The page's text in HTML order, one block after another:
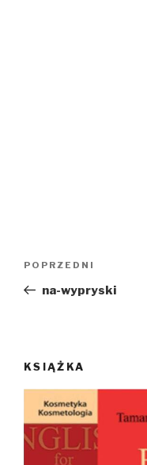
Poprzedni
wpis
POPRZEDNI
na-wypryski
KSIĄŻKA